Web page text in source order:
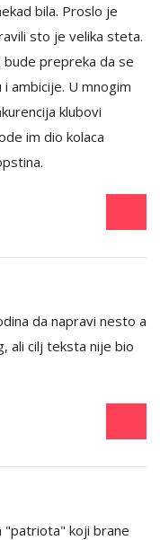
bila. Proslo je
sto je velika steta.
prepreka da se
ambicije. U mnogim
klubovi
im dio kolaca
da napravi nesto a
ali cilj teksta nije bio
koji brane